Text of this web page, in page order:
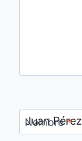
Nombre*